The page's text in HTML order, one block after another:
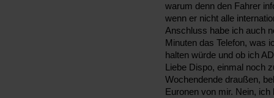
warum denn den Fahrer
wenn er nicht alle
Anschluss habe ich auch
Minuten das Telefon, was
halten würde und ob ich
Liebe Dispo, einmal noch
Wochendende draußen,
Euronen von mir. Nein,